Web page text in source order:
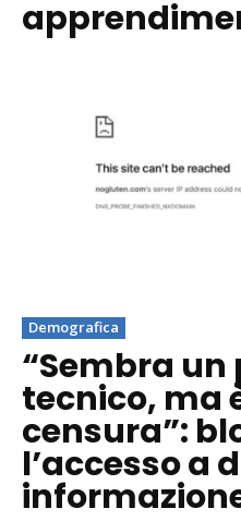
Demografica
“Sembra
tecnico, ma
censura”:
l’accesso a